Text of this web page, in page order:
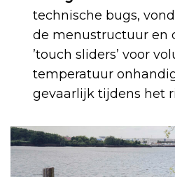
technische bugs,
de menustructuur en
’touch sliders’ voor
temperatuur
gevaarlijk tijdens het